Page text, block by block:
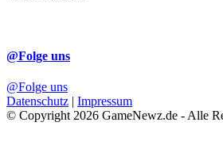
@Folge uns
@Folge uns
Datenschutz | Impressum
© Copyright 2026 GameNewz.de - Alle